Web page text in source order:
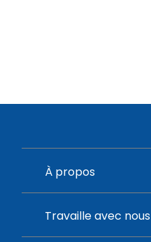
À propos
Travaille avec nous